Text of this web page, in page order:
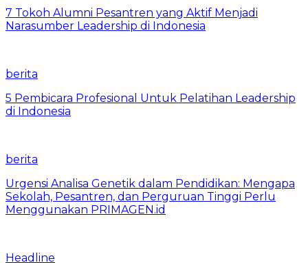
7 Tokoh Alumni Pesantren yang Aktif Menjadi
Narasumber Leadership di Indonesia
berita
5 Pembicara Profesional Untuk Pelatihan Leadership
di Indonesia
berita
Urgensi Analisa Genetik dalam Pendidikan: Mengapa
Sekolah, Pesantren, dan Perguruan Tinggi Perlu
Menggunakan PRIMAGEN.id
Headline